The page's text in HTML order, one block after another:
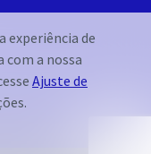
experiência de
com a nossa
Ajuste de